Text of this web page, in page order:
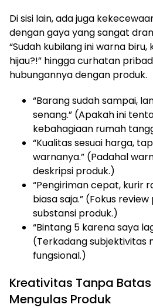
Di sisi lain, ada juga
dengan gaya yang sangat
“Sudah kubilang ini warna
hijau?!” hingga curhatan
hubungannya dengan produk.
“Barang sudah sampai,
senang.” (Apakah ini
kebahagiaan rumah
“Kualitas sesuai harga,
warnanya.” (Padahal
deskripsi produk.)
“Pengiriman cepat, kurir
biasa saja.” (Fokus
substansi produk.)
“Bintang 5 karena saya
(Terkadang subjektivitas
fungsional.)
Kreativitas Tanpa
Mengulas Produk